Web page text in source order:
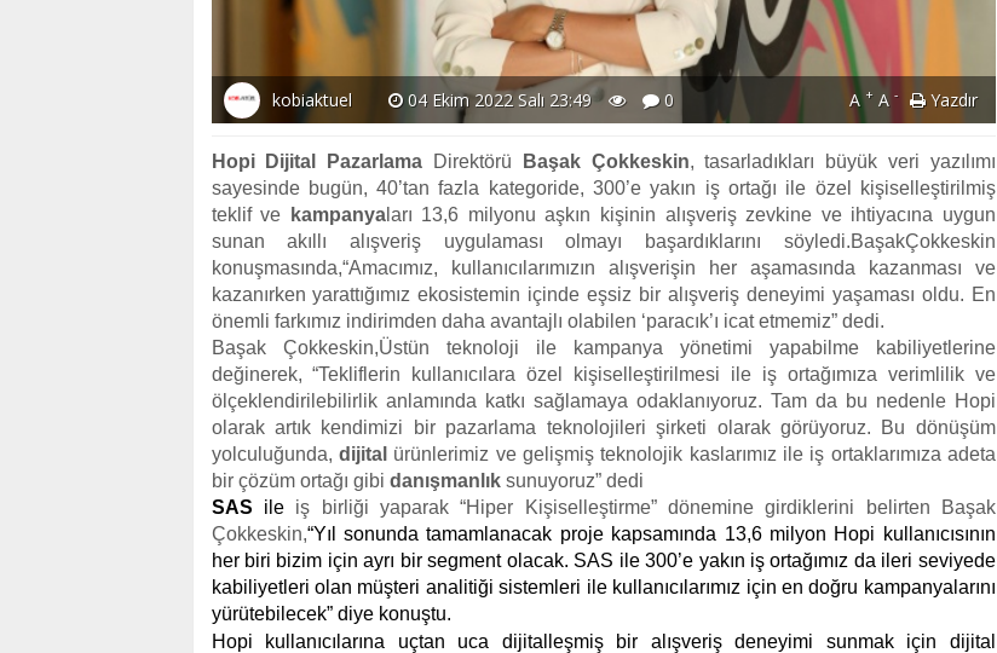
kobiaktuel 04 Ekim 2022 Salı 23:49 0 A + A - Yazdır
Hopi Dijital Pazarlama Direktörü Başak Çokkeskin, tasarladıkları büyük veri yazılımı
sayesinde bugün, 40’tan fazla kategoride, 300’e yakın iş ortağı ile özel kişiselleştirilmiş
teklif ve
kampanyaları 13,6 milyonu aşkın kişinin alışveriş zevkine ve ihtiyacına uygun
sunan akıllı alışveriş uygulaması olmayı başardıklarını söyledi.BaşakÇokkeskin
konuşmasında,“Amacımız, kullanıcılarımızın alışverişin her aşamasında kazanması ve
kazanırken yarattığımız ekosistemin içinde eşsiz bir alışveriş deneyimi yaşaması oldu. En
önemli farkımız indirimden daha avantajlı olabilen ‘paracık’ı icat etmemiz” dedi.
Başak Çokkeskin,Üstün teknoloji ile kampanya yönetimi yapabilme kabiliyetlerine
değinerek, “Tekliflerin kullanıcılara özel kişiselleştirilmesi ile iş ortağımıza verimlilik ve
ölçeklendirilebilirlik anlamında katkı sağlamaya odaklanıyoruz. Tam da bu nedenle Hopi
olarak artık kendimizi bir pazarlama teknolojileri şirketi olarak görüyoruz. Bu dönüşüm
yolculuğunda, dijital ürünlerimiz ve gelişmiş teknolojik kaslarımız ile iş ortaklarımıza adeta
bir çözüm ortağı gibi danışmanlıksunuyoruz” dedi
SAS ile iş birliği yaparak “Hiper Kişiselleştirme” dönemine girdiklerini belirten
Başak
Çokkeskin,“Yıl sonunda tamamlanacak proje kapsamında 13,6 milyon Hopi kullanıcısının
her biri bizim için ayrı bir segment olacak. SAS ile 300’e yakın iş ortağımız da ileri seviyede
kabiliyetleri olan müşteri analitiği sistemleri ile kullanıcılarımız için en doğru kampanyalarını
yürütebilecek” diye konuştu.
Hopi kullanıcılarına uçtan uca dijitalleşmiş bir alışveriş deneyimi sunmak için dijital